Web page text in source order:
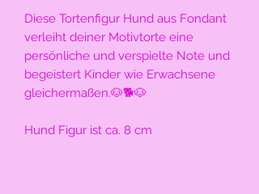
Diese Tortenfigur Hund aus Fondant
verleiht deiner Motivtorte eine
persönliche und verspielte Note und
begeistert Kinder wie Erwachsene
gleichermaßen.🐶🐕🐶
Hund Figur ist ca. 8 cm